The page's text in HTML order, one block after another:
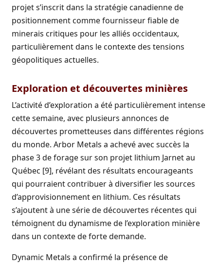
projet s’inscrit dans la stratégie canadienne de
positionnement comme fournisseur fiable de
minerais critiques pour les alliés occidentaux,
particulièrement dans le contexte des tensions
géopolitiques actuelles.
Exploration et découvertes minières
L’activité d’exploration a été particulièrement intense
cette semaine, avec plusieurs annonces de
découvertes prometteuses dans différentes régions
du monde. Arbor Metals a achevé avec succès la
phase 3 de forage sur son projet lithium Jarnet au
Québec [9], révélant des résultats encourageants
qui pourraient contribuer à diversifier les sources
d’approvisionnement en lithium. Ces résultats
s’ajoutent à une série de découvertes récentes qui
témoignent du dynamisme de l’exploration minière
dans un contexte de forte demande.
Dynamic Metals a confirmé la présence de